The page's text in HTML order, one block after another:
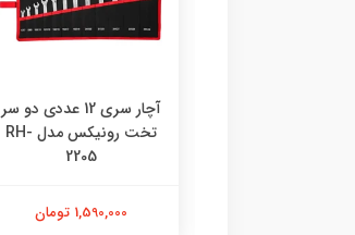
آچار سری 12 عددی دو سر
تخت رونیکس مدل RH-
2205
1,590,000 تومان